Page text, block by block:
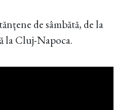
de sâmbătă, de la
la Cluj-Napoca.